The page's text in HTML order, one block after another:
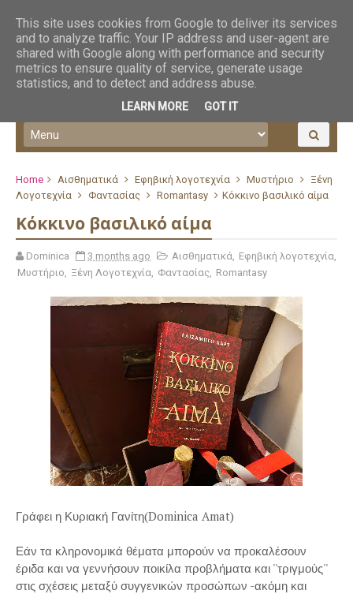
Home Αισθηματικά Εφηβική λογοτεχνία Μυστήριο
Ξένη
Λογοτεχνία
Φαντασίας Romantasy Κόκκινο βασιλικό αίμα
Κόκκινο βασιλικό αίμα
Dominica 3 months ago Αισθηματικά, Εφηβική λογοτεχνία,
Μυστήριο, Ξένη Λογοτεχνία, Φαντασίας, Romantasy
Γράφει η Κυριακή Γανίτη(Dominica Amat)
Εάν τα κληρονομικά θέματα μπορούν να προκαλέσουν
έριδα και να γεννήσουν ποικίλα προβλήματα και ''τριγμούς''
στις σχέσεις μεταξύ συγγενικών προσώπων -ακόμη και
This site uses cookies from Google to deliver its services
and to analyze traffic. Your IP address and user-agent are
shared with Google along with performance and security
metrics to ensure quality of service, generate usage
statistics, and to detect and address abuse.
LEARN MORE GOT IT